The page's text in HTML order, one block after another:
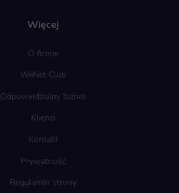
Więcej
O firmie
WeNet Club
Odpowiedzialny biznes
Klienci
Kontakt
Prywatność
Regulamin strony